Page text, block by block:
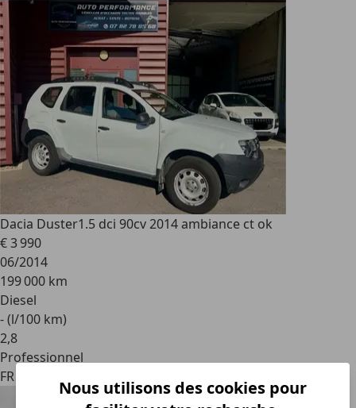
Dacia Duster1.5 dci 90cv 2014 ambiance ct ok
€ 3 990
06/2014
199 000 km
Diesel
- (l/100 km)
2,8
Professionnel
FR 57255
Nous utilisons des cookies pour